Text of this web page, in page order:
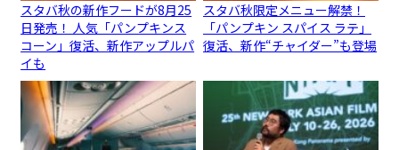
スタバ秋の新作フードが8月25
日発売！ 人気「パンプキンス
コーン」復活、新作アップルパ
イも
スタバ秋限定メニュー解禁！
「パンプキン スパイス ラテ」
復活、新作“チャイダー”も登場